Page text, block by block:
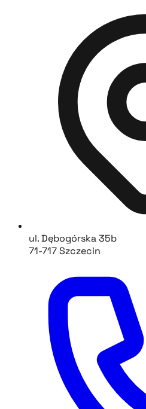
ul. Dębogórska 35b
71-717 Szczecin